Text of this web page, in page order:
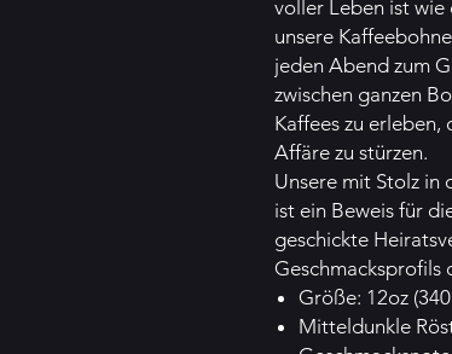
voller Leben ist wie
unsere
jeden Abend zum
zwischen ganzen
Kaffees zu
Affäre zu stürzen.
Unsere mit Stolz in
ist ein Beweis für
geschickte
Geschmacksprofils
Größe: 12oz
Mitteldunkle